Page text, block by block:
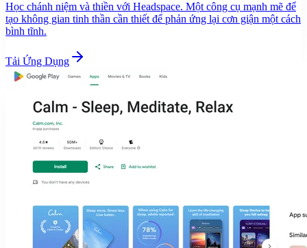
Học chánh niệm và thiền với Headspace. Một công cụ mạnh mẽ để
tạo không gian tinh thần cần thiết để phản ứng lại cơn giận một cách
bình tĩnh.
Tải Ứng Dụng